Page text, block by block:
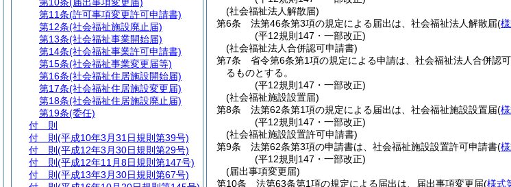
(社会福祉法人解散届)
第6条
法第46条第3項の規定による届出は、社会福祉法人解散届(
(平12規則147・一部改正)
(社会福祉法人合併認可申請書)
第7条
省令第6条第1項の規定による申請は、社会福祉法人合併認
るものとする。
(平12規則147・一部改正)
(社会福祉施設設置届)
第8条
法第62条第1項の規定による届出は、社会福祉施設設置届(
(平12規則147・一部改正)
(社会福祉施設設置許可申請書)
第9条
法第62条第3項の申請書は、社会福祉施設設置許可申請書(
(平12規則147・一部改正)
(届出事項変更届)
第10条
法第63条第1項の規定による届出は、届出事項変更届(様式
第11条(許可事項変更許可申請書)
第12条(社会福祉施設廃止届)
第13条(社会福祉事業開始届)
第14条(社会福祉事業許可申請書)
第15条(社会福祉事業変更届等)
第16条(社会福祉住居施設開始届)
第17条(社会福祉住居施設変更届)
第18条(社会福祉住居施設廃止届)
第19条(委任)
付 則
付 則 (平成10年3月31日規則第39号)
付 則 (平成12年3月30日規則第29号)
付 則 (平成12年11月8日規則第147号)
付 則 (平成13年3月30日規則第67号)